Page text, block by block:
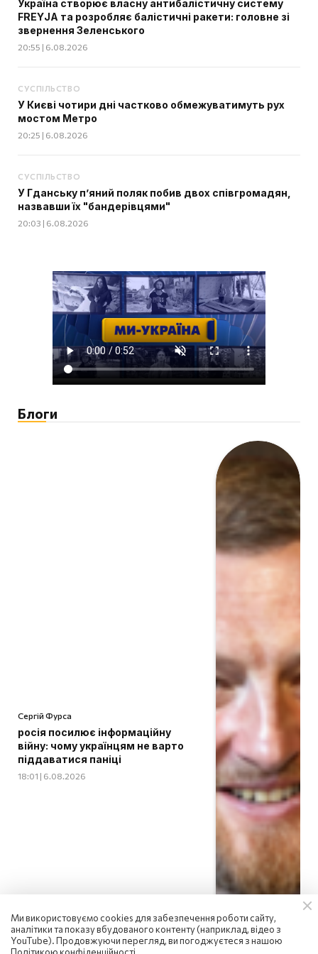
Україна створює власну антибалістичну систему
FREYJA та розробляє балістичні ракети: головне зі
звернення Зеленського
20:55 | 6.08.2026
СУСПІЛЬСТВО
У Києві чотири дні частково обмежуватимуть рух
мостом Метро
20:25 | 6.08.2026
СУСПІЛЬСТВО
У Гданську п’яний поляк побив двох співгромадян,
назвавши їх "бандерівцями"
20:03 | 6.08.2026
Блоги
Сергій Фурса
росія посилює інформаційну
війну: чому українцям не варто
піддаватися паніці
18:01 | 6.08.2026
Ми використовуємо cookies для забезпечення роботи сайту,
аналітики та показу вбудованого контенту (наприклад, відео з
YouTube). Продовжуючи перегляд, ви погоджуєтеся з нашою